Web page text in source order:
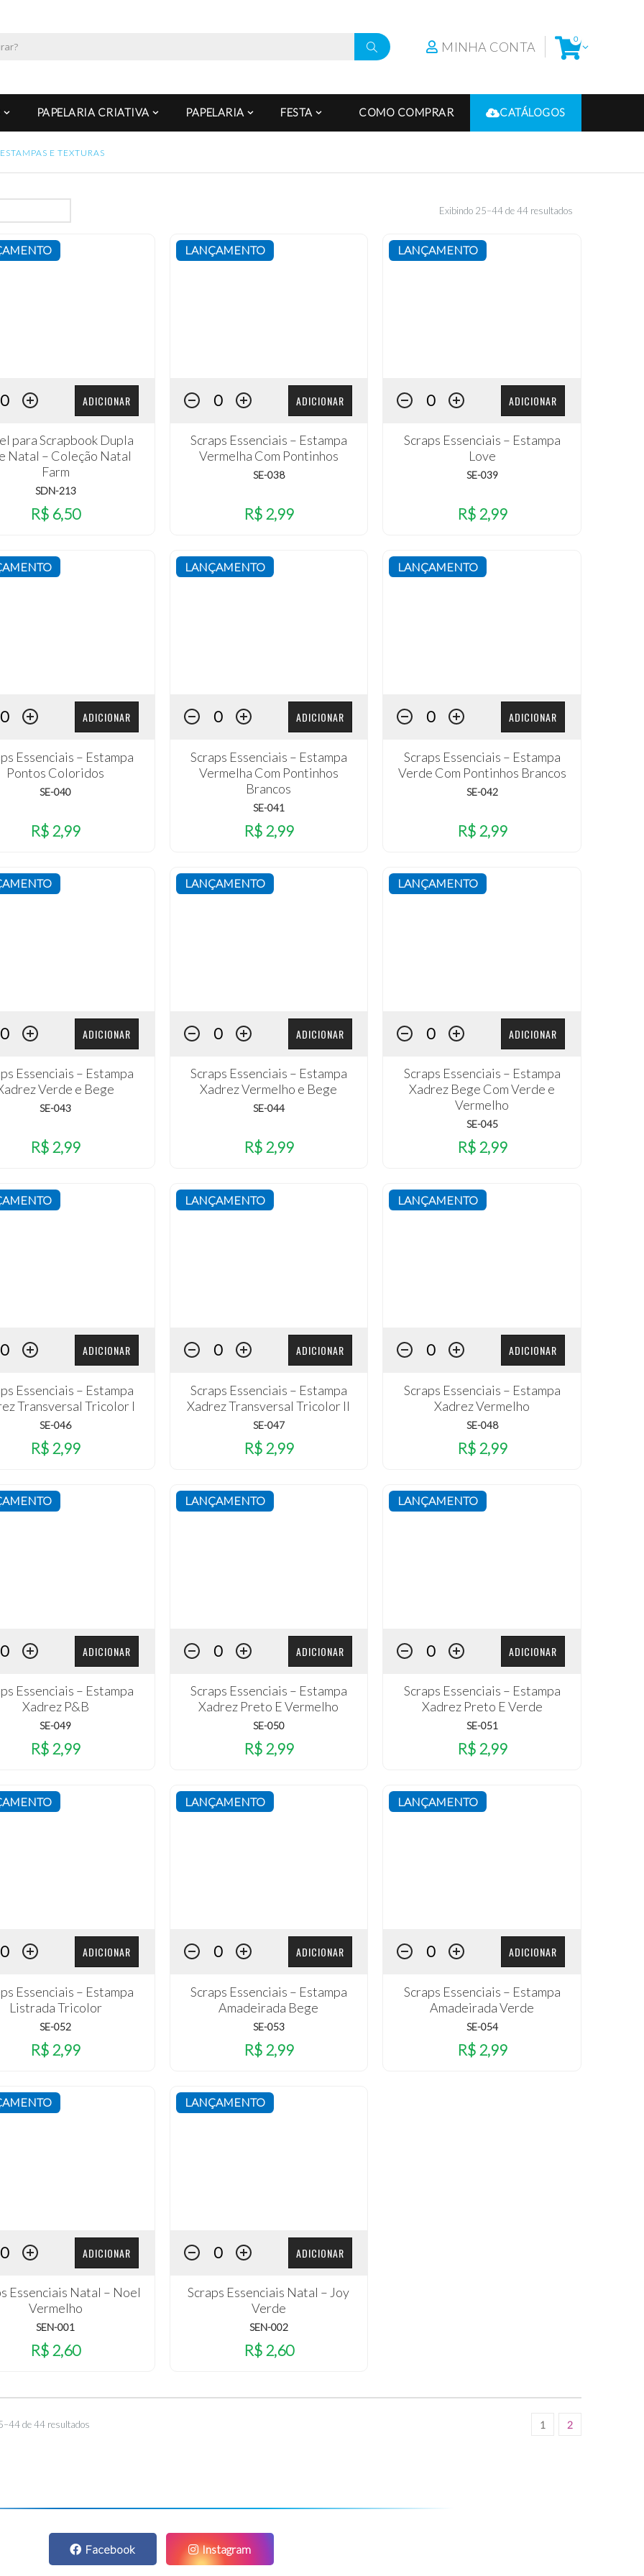
MINHA CONTA 0
PAPELARIA CRIATIVA PAPELARIA FESTA COMO COMPRAR CATÁLOGOS
ESTAMPAS E TEXTURAS
Exibindo 25–44 de 44 resultados
ADICIONAR
para Scrapbook Dupla
Natal – Coleção Natal
Farm
SDN-213
R$ 6,50
LANÇAMENTO
ADICIONAR
Scraps Essenciais – Estampa
Vermelha Com Pontinhos
SE-038
R$ 2,99
LANÇAMENTO
ADICIONAR
Scraps Essenciais – Estampa
Love
SE-039
R$ 2,99
ADICIONAR
Essenciais – Estampa
Pontos Coloridos
SE-040
R$ 2,99
LANÇAMENTO
ADICIONAR
Scraps Essenciais – Estampa
Vermelha Com Pontinhos
Brancos
SE-041
R$ 2,99
LANÇAMENTO
ADICIONAR
Scraps Essenciais – Estampa
Verde Com Pontinhos Brancos
SE-042
R$ 2,99
ADICIONAR
Essenciais – Estampa
Verde e Bege
SE-043
R$ 2,99
LANÇAMENTO
ADICIONAR
Scraps Essenciais – Estampa
Xadrez Vermelho e Bege
SE-044
R$ 2,99
LANÇAMENTO
ADICIONAR
Scraps Essenciais – Estampa
Xadrez Bege Com Verde e
Vermelho
SE-045
R$ 2,99
ADICIONAR
Essenciais – Estampa
Transversal Tricolor I
SE-046
R$ 2,99
LANÇAMENTO
ADICIONAR
Scraps Essenciais – Estampa
Xadrez Transversal Tricolor II
SE-047
R$ 2,99
LANÇAMENTO
ADICIONAR
Scraps Essenciais – Estampa
Xadrez Vermelho
SE-048
R$ 2,99
ADICIONAR
Essenciais – Estampa
Xadrez P&B
SE-049
R$ 2,99
LANÇAMENTO
ADICIONAR
Scraps Essenciais – Estampa
Xadrez Preto E Vermelho
SE-050
R$ 2,99
LANÇAMENTO
ADICIONAR
Scraps Essenciais – Estampa
Xadrez Preto E Verde
SE-051
R$ 2,99
ADICIONAR
Essenciais – Estampa
Listrada Tricolor
SE-052
R$ 2,99
LANÇAMENTO
ADICIONAR
Scraps Essenciais – Estampa
Amadeirada Bege
SE-053
R$ 2,99
LANÇAMENTO
ADICIONAR
Scraps Essenciais – Estampa
Amadeirada Verde
SE-054
R$ 2,99
ADICIONAR
Essenciais Natal – Noel
Vermelho
SEN-001
R$ 2,60
LANÇAMENTO
ADICIONAR
Scraps Essenciais Natal – Joy
Verde
SEN-002
R$ 2,60
de 44 resultados 1 2
Facebook Instagram